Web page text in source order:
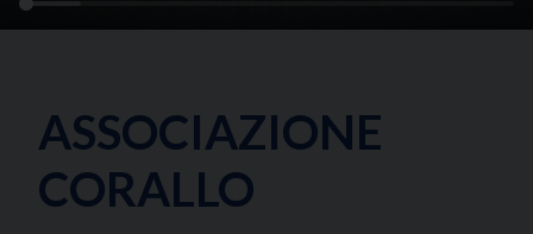
ASSOCIAZIONE
CORALLO